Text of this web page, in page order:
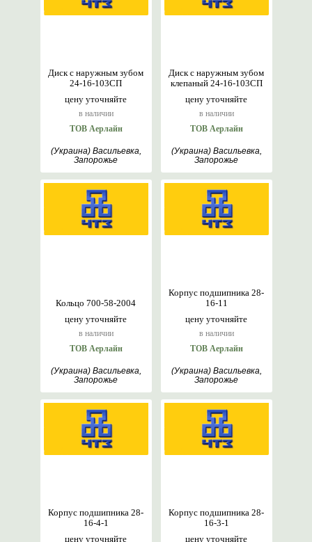
цену уточняйте
в наличии
Диск с наружным зубом
24-16-103СП
ТОВ Аерлайн
(Украина) Васильевка,
Запорожье
цену уточняйте
в наличии
Диск с наружным зубом
клепаный 24-16-103СП
ТОВ Аерлайн
(Украина) Васильевка,
Запорожье
цену уточняйте
в наличии
Кольцо 700-58-2004
ТОВ Аерлайн
(Украина) Васильевка,
Запорожье
цену уточняйте
в наличии
Корпус подшипника 28-
16-11
ТОВ Аерлайн
(Украина) Васильевка,
Запорожье
цену уточняйте
Корпус подшипника 28-
16-4-1
цену уточняйте
Корпус подшипника 28-
16-3-1